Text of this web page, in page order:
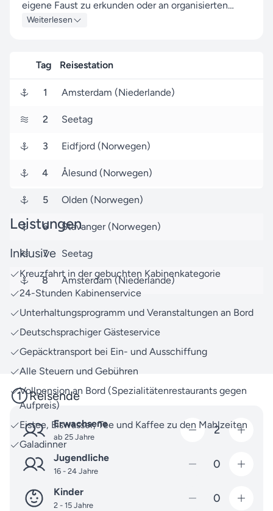
eigene Faust zu erkunden oder an organisierten
Landausflügen teilzunehmen.
Seetage, die Gelegenheit bieten, das umfangreiche
Bordangebot zu nutzen – von Wellness über
Kulinarik bis hin zu Unterhaltung. Die Kreuzfahrt
antreten oder Ihre Reise individuell verlängern
Weiterlesen
Tag Reisestation
1 Amsterdam (Niederlande)
2 Seetag
3 Eidfjord (Norwegen)
4 Ålesund (Norwegen)
5 Olden (Norwegen)
6 Stavanger (Norwegen)
7 Seetag
8 Amsterdam (Niederlande)
Leistungen
Inklusive
Kreuzfahrt in der gebuchten Kabinenkategorie
24-Stunden Kabinenservice
Unterhaltungsprogramm und Veranstaltungen an Bord
Deutschsprachiger Gästeservice
Gepäcktransport bei Ein- und Ausschiffung
Alle Steuern und Gebühren
Vollpension an Bord (Spezialitätenrestaurants gegen
Aufpreis)
Eistee, Eiswasser, Tee und Kaffee zu den Mahlzeiten
Galadinner
Reisende
Erwachsene
ab 25 Jahre
2
Jugendliche
16 - 24 Jahre
0
Kinder
2 - 15 Jahre
0